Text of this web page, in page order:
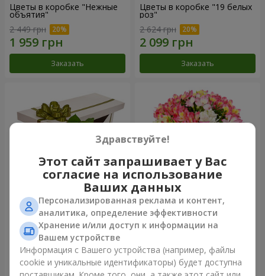
Цветы в коробке "Нежные
объятия"
2 449 грн
Заказать
Цветы в коробке "19 белых
роз"
2 624 грн
Заказать
Цветы в коробке "15
розовых роз"
2 469 грн
Заказать
Букет "Сказка для двоих!"
Заказать
Здравствуйте!
Этот сайт запрашивает у Вас
согласие на использование
Ваших данных
Персонализированная реклама и контент,
аналитика, определение эффективности
Хранение и/или доступ к информации на
Вашем устройстве
Информация с Вашего устройства (например, файлы
cookie и уникальные идентификаторы) будет доступна